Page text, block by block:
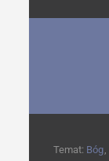
Temat: Bóg,